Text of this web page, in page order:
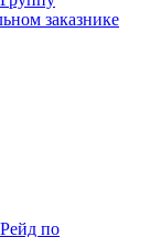
заказнике
Рейд по